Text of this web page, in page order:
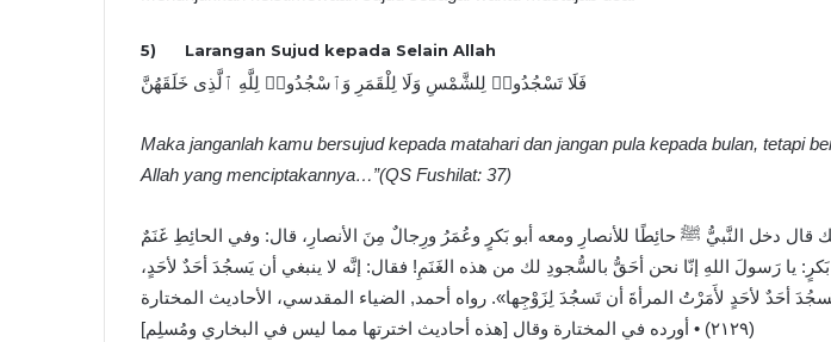
5) Larangan Sujud kepada Selain Allah
فَلَا تَسْجُدُوا۟ لِلشَّمْسِ وَلَا لِلْقَمَرِ وَٱسْجُدُوا۟ لِلَّهِ ٱلَّذِى خَلَقَهُنَّ
Maka janganlah kamu bersujud kepada matahari dan jangan pula kepada bulan, tetapi
Allah yang menciptakannya…”(QS Fushilat: 37)
دخل النَّبيُّ ﷺ حائِطًا للأنصارِ ومعه أبو بَكرٍ وعُمَرُ ورِجالٌ مِنَ الأنصارِ، قال: وفي الحائِطِ غَنَمٌ
يا رَسولَ اللهِ إنّا نحن أحَقُّ بالسُّجودِ لك من هذه الغَنَمِ! فقال: إنَّه لا ينبغي أن يَسجُدَ أحَدٌ لأحَدٍ،
أحَدٌ لأحَدٍ لأَمَرْتُ المرأةَ أن تَسجُدَ لِزَوْجِها». رواه أحمد, الضياء المقدسي، الأحاديث المختارة
(٢١٢٩) • أورده في المختارة وقال [هذه أحاديث اخترتها مما ليس في البخاري ومُسلِم]